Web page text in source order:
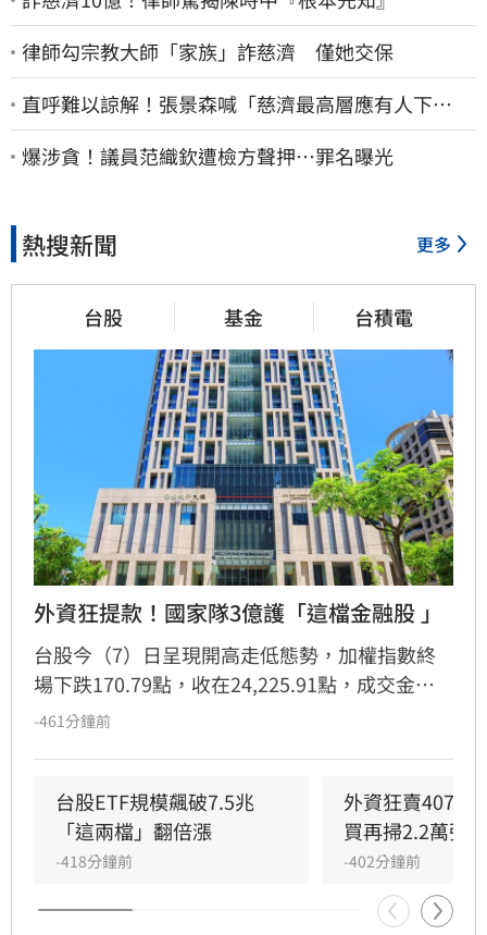
律師勾宗教大師「家族」詐慈濟 僅她交保
直呼難以諒解！張景森喊「慈濟最高層應有人下
台」：受害者是捐款的大眾
爆涉貪！議員范織欽遭檢方聲押…罪名曝光
熱搜新聞 更多
台股 基金 台積電
外資狂提款！國家隊3億護「這檔金融股 」
台股今（7）日呈現開高走低態勢，加權指數終
場下跌170.79點，收在24,225.91點，成交金額
逾8,192億元。金融股華南金（2880）雖淪為外
跌，終場微漲0.79%收44.4元。根據玩股網統
計，官股券商今日買超前十大個股，除華南金
外，還包括聯電、群創、第一金等，顯示國家隊
積極進場布局。提醒投資人，股市波動頻繁，投
資決策應審慎評估風險，並自行承擔投資結果。
-461分鐘前
台股ETF規模飆破7.5兆
「這兩檔」翻倍漲
-418分鐘前
外資狂賣407億
買再掃2.2萬張
-402分鐘前